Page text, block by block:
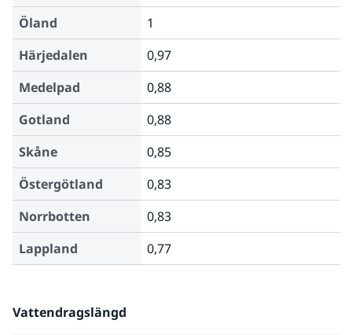
Öland
1
Härjedalen
0,97
Medelpad
0,88
Gotland
0,88
Skåne
0,85
Östergötland
0,83
Norrbotten
0,83
Lappland
0,77
Vattendragslängd